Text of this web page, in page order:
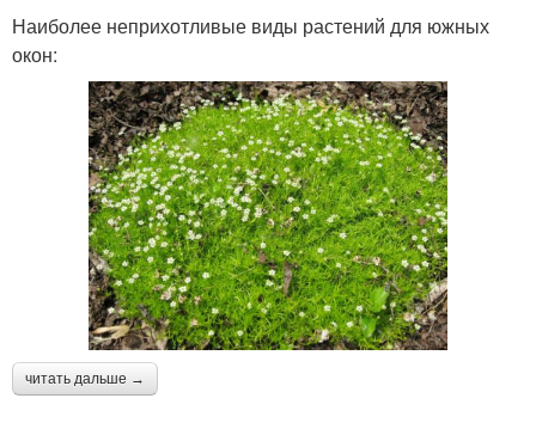
Наиболее неприхотливые виды растений для южных
окон:
читать дальше →